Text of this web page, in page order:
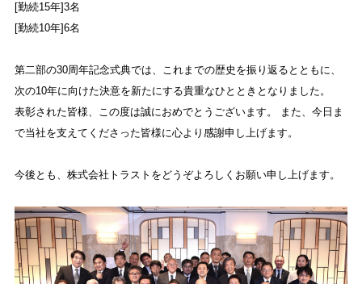
[勤続15年]3名
[勤続10年]6名
第二部の30周年記念式典では、これまでの歴史を振り返るとともに、
次の10年に向けた決意を新たにする貴重なひとときとなりました。
表彰された皆様、この度は誠におめでとうございます。 また、今日ま
で当社を支えてくださった皆様に心より感謝申し上げます。
今後とも、株式会社トラストをどうぞよろしくお願い申し上げます。